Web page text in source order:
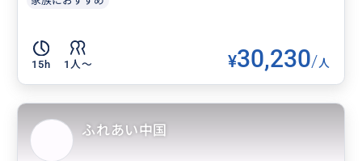
15h 1人〜 ¥30,230/人
ふれあい中国